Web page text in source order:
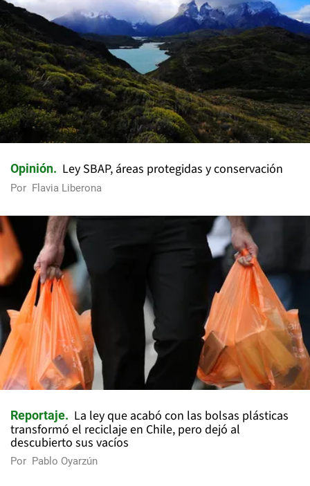
Opinión Ley SBAP, áreas protegidas y conservación
Por Flavia Liberona
Reportaje
La ley que acabó con las bolsas plásticas
transformó el reciclaje en Chile, pero dejó al
descubierto sus vacíos
Por Pablo Oyarzún